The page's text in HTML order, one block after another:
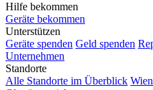
Hilfe bekommen
Geräte bekommen
Unterstützen
Geräte spenden Geld spenden
Unternehmen
Standorte
Alle Standorte im Überblick